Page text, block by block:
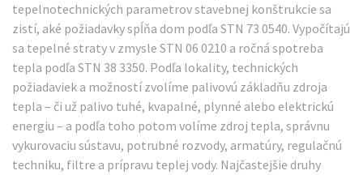
tepelnotechnických parametrov stavebnej konštrukcie sa
zistí, aké požiadavky spĺňa dom podľa STN 73 0540. Vypočítajú
sa tepelné straty v zmysle STN 06 0210 a ročná spotreba
tepla podľa STN 38 3350. Podľa lokality, technických
požiadaviek a možností zvolíme palivovú základňu zdroja
tepla – či už palivo tuhé, kvapalné, plynné alebo elektrickú
energiu – a podľa toho potom volíme zdroj tepla, správnu
vykurovaciu sústavu, potrubné rozvody, armatúry, regulačnú
techniku, filtre a prípravu teplej vody. Najčastejšie druhy